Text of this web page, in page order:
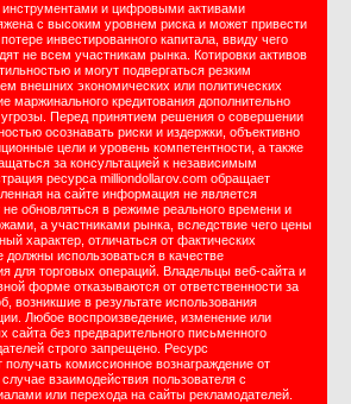
и цифровыми активами
с высоким уровнем риска и может привести
инвестированного капитала, ввиду чего
не всем участникам рынка. Котировки активов
и могут подвергаться резким
внешних экономических или политических
маржинального кредитования дополнительно
Перед принятием решения о совершении
осознавать риски и издержки, объективно
цели и уровень компетентности, а также
за консультацией к независимым
ресурса milliondollarov.com обращает
на сайте информация не является
обновляться в режиме реального времени и
а участниками рынка, вследствие чего цены
характер, отличаться от фактических
использоваться в качестве
для торговых операций. Владельцы веб-сайта и
форме отказываются от ответственности за
возникшие в результате использования
Любое воспроизведение, изменение или
сайта без предварительного письменного
строго запрещено. Ресурс
комиссионное вознаграждение от
взаимодействия пользователя с
или перехода на сайты рекламодателей.